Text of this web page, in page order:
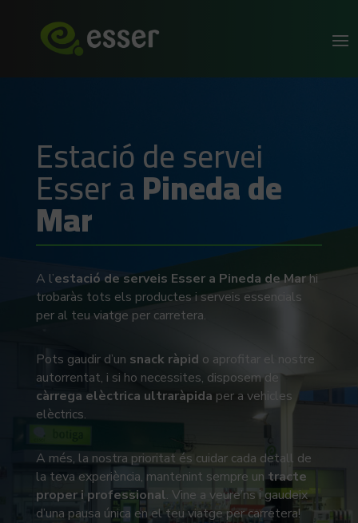
Estació de servei
Esser aPineda de
Mar
A l’estació de serveis Esser a Pineda de Marhi
trobaràs tots els productes i serveis essencials
per al teu viatge per carretera.
Pots gaudir d’un snack ràpid o aprofitar el nostre
autorrentat, i si ho necessites, disposem de
càrrega elèctrica ultraràpida per a vehicles
elèctrics.
A més, la nostra prioritat és cuidar cada detall de
la teva experiència, mantenint sempre un tracte
proper i professional. Vine a veure’ns i gaudeix
d’una pausa única en el teu viatge per carretera!